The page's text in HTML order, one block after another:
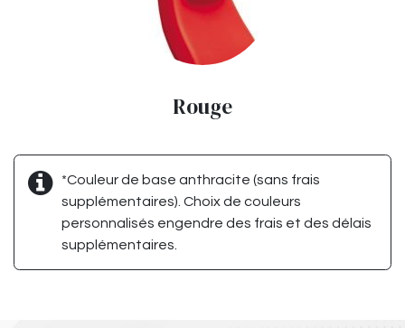
Rouge
*Couleur de base anthracite (sans frais
supplémentaires). Choix de couleurs
personnalisés engendre des frais et des délais
supplémentaires.